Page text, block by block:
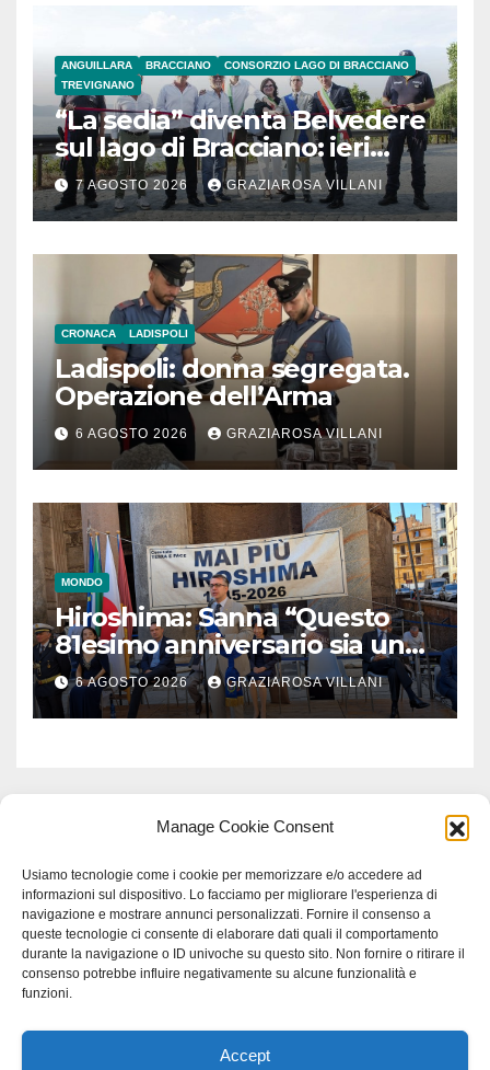
Manage Cookie Consent
Usiamo tecnologie come i cookie per memorizzare e/o accedere ad
informazioni sul dispositivo. Lo facciamo per migliorare l'esperienza di
navigazione e mostrare annunci personalizzati. Fornire il consenso a
queste tecnologie ci consente di elaborare dati quali il comportamento
durante la navigazione o ID univoche su questo sito. Non fornire o ritirare il
consenso potrebbe influire negativamente su alcune funzionalità e
funzioni.
Accept
ANGUILLARA BRACCIANO
CONSORZIO LAGO DI BRACCIANO
TREVIGNANO
“La sedia” diventa Belvedere
sul lago di Bracciano: ieri
l’inaugurazione
7 AGOSTO 2026 GRAZIAROSA VILLANI
CRONACA LADISPOLI
Ladispoli: donna segregata.
Operazione dell’Arma
6 AGOSTO 2026 GRAZIAROSA VILLANI
MONDO
Hiroshima: Sanna “Questo
81esimo anniversario sia un
monito per tutti”
6 AGOSTO 2026 GRAZIAROSA VILLANI
Proudly powered by WordPress|Tema: Newspaperex di